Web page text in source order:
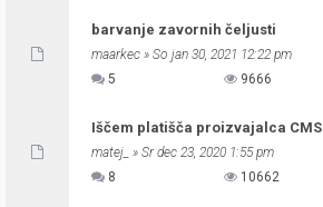
barvanje zavornih čeljusti
maarkec » So jan 30, 2021 12:22 pm
5
9666
Iščem platišča proizvajalca CMS
matej_ » Sr dec 23, 2020 1:55 pm
8
10662